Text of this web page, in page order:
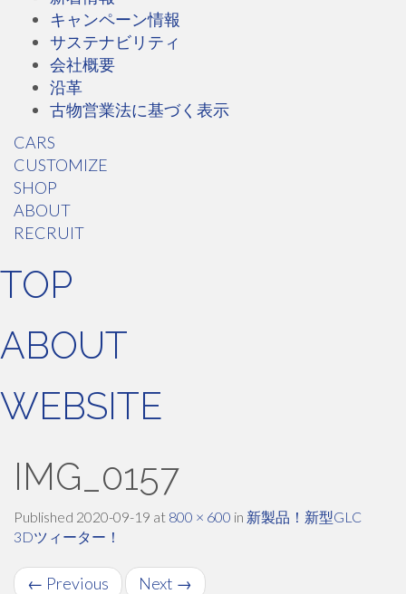
キャンペーン情報
サステナビリティ
会社概要
沿革
古物営業法に基づく表示
CARS
CUSTOMIZE
SHOP
ABOUT
RECRUIT
TOP
ABOUT
WEBSITE
IMG_0157
Published 2020-09-19 at 800 × 600 in 新製品！新型GLC
3Dツィーター！
← Previous Next →